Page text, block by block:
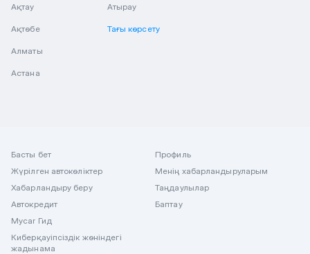
Ақтау
Ақтөбе
Алматы
Астана
Атырау
Тағы көрсету
Басты бет
Жүрілген автокөліктер
Хабарландыру беру
Автокредит
Mycar Гид
Киберқауіпсіздік жөніндегі
жадынама
Профиль
Менің хабарландыруларым
Таңдаулылар
Баптау